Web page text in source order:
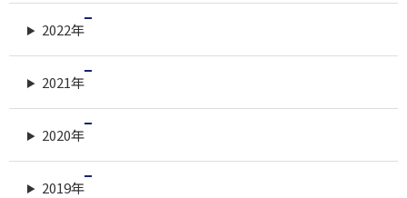
2022年
2021年
2020年
2019年